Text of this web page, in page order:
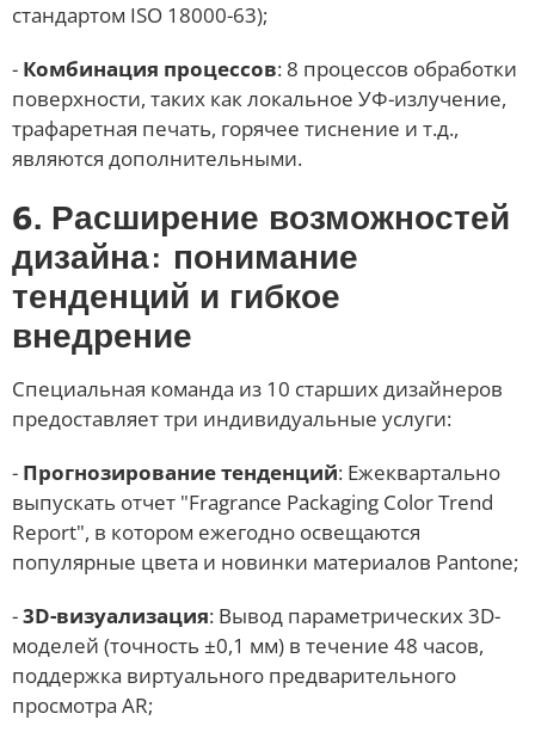
стандартом ISO 18000-63);
- Комбинация процессов: 8 процессов обработки
поверхности, таких как локальное УФ-излучение,
трафаретная печать, горячее тиснение и т.д.,
являются дополнительными.
6. Расширение возможностей
дизайна: понимание
тенденций и гибкое
внедрение
Специальная команда из 10 старших дизайнеров
предоставляет три индивидуальные услуги:
- Прогнозирование тенденций: Ежеквартально
выпускать отчет "Fragrance Packaging Color Trend
Report", в котором ежегодно освещаются
популярные цвета и новинки материалов Pantone;
-3D-визуализация: Вывод параметрических 3D-
моделей (точность ±0,1 мм) в течение 48 часов,
поддержка виртуального предварительного
просмотра AR;